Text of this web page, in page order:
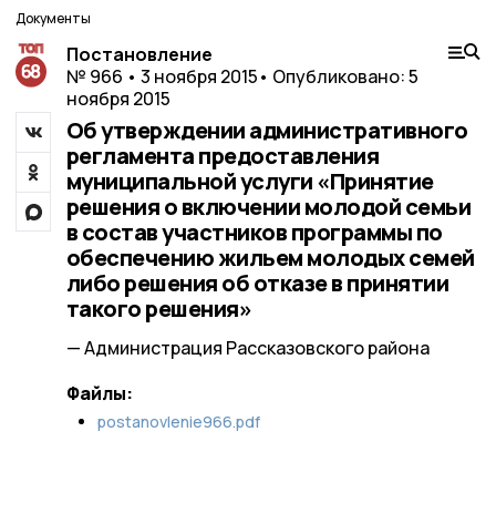
Документы
Постановление
№ 966 • 3 ноября 2015• Опубликовано: 5
ноября 2015
Об утверждении административного
регламента предоставления
муниципальной услуги «Принятие
решения о включении молодой семьи
в состав участников программы по
обеспечению жильем молодых семей
либо решения об отказе в принятии
такого решения»
— Администрация Рассказовского района
Файлы:
postanovlenie966.pdf